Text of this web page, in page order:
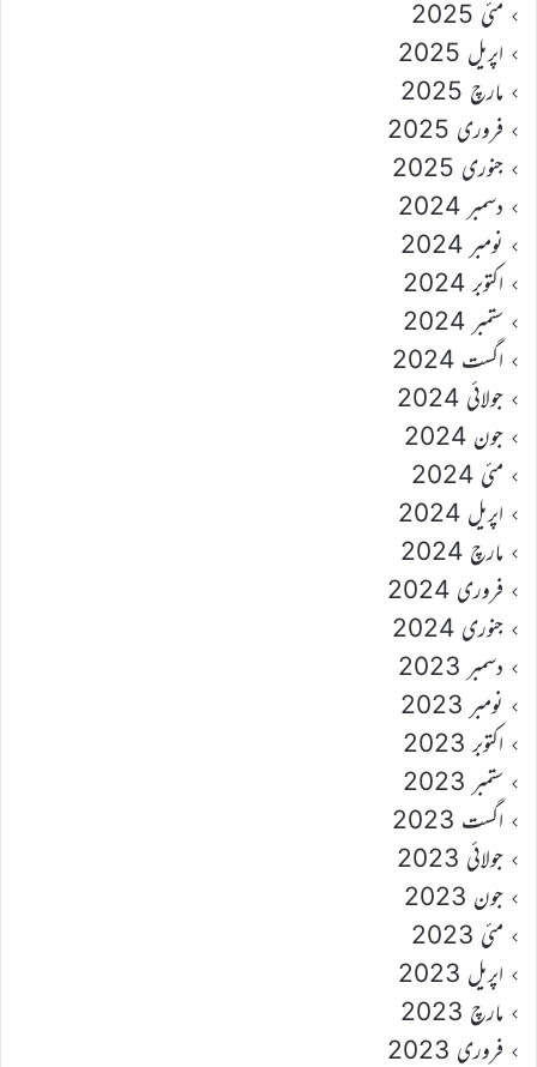
مئی 2025
اپریل 2025
مارچ 2025
فروری 2025
جنوری 2025
دسمبر 2024
نومبر 2024
اکتوبر 2024
ستمبر 2024
اگست 2024
جولائی 2024
جون 2024
مئی 2024
اپریل 2024
مارچ 2024
فروری 2024
جنوری 2024
دسمبر 2023
نومبر 2023
اکتوبر 2023
ستمبر 2023
اگست 2023
جولائی 2023
جون 2023
مئی 2023
اپریل 2023
مارچ 2023
فروری 2023